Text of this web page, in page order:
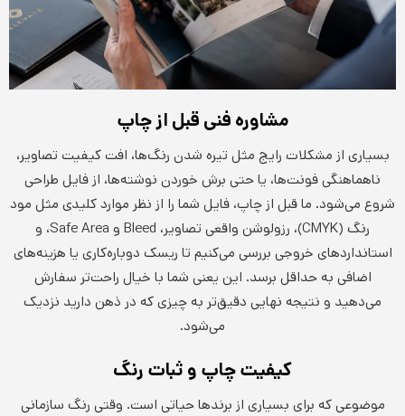
مشاوره فنی قبل از چاپ
بسیاری از مشکلات رایج مثل تیره شدن رنگ‌ها، افت کیفیت تصاویر،
ناهماهنگی فونت‌ها، یا حتی برش خوردن نوشته‌ها، از فایل طراحی
شروع می‌شود. ما قبل از چاپ، فایل شما را از نظر موارد کلیدی مثل مود
رنگ (CMYK)، رزولوشن واقعی تصاویر، Bleed و Safe Area، و
استانداردهای خروجی بررسی می‌کنیم تا ریسک دوباره‌کاری یا هزینه‌های
اضافی به حداقل برسد. این یعنی شما با خیال راحت‌تر سفارش
می‌دهید و نتیجه نهایی دقیق‌تر به چیزی که در ذهن دارید نزدیک
می‌شود.
کیفیت چاپ و ثبات رنگ
موضوعی که برای بسیاری از برندها حیاتی است. وقتی رنگ سازمانی